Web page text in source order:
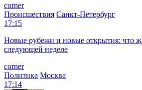
corner
Происшествия Санкт-Петербург
17:15
Новые рубежи и новые открытия: что
следующей неделе
corner
Политика Москва
17:14